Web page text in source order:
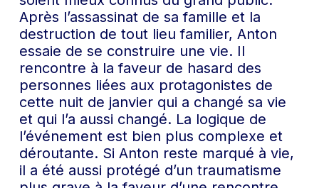
Après l’assassinat de sa famille et la
destruction de tout lieu familier, Anton
essaie de se construire une vie. Il
rencontre à la faveur de hasard des
personnes liées aux protagonistes de
cette nuit de janvier qui a changé sa vie
et qui l’a aussi changé. La logique de
l’événement est bien plus complexe et
déroutante. Si Anton reste marqué à vie,
il a été aussi protégé d’un traumatisme